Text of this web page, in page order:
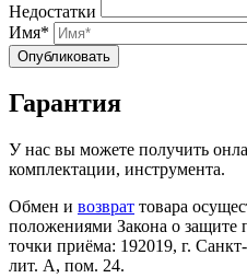
Недостатки
Имя*
Опубликовать
Гарантия
У нас вы можете получить
комплектации, инструмента.
Обмен и возврат товара
положениями Закона о защите
точки приёма: 192019, г.
лит. А, пом. 24.